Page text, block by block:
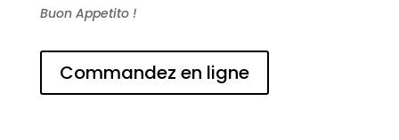
Buon Appetito !
Commandez en ligne